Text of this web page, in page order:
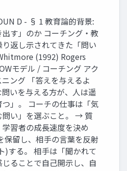
D - § 1 教育論的背景:
す」のか コーチング・教
返し示されてきた「問い
(1992) Rogers
モデル / コーチング アク
ング 「答えを与えるよ
問いを与える方が、人は遥
」。 コーチの仕事は「気
問い」を選ぶこと。 → 質
習者の成長速度を決め
保留し、相手の言葉を反射
)する。 相手は「聞かれて
じることで自己開示し、自